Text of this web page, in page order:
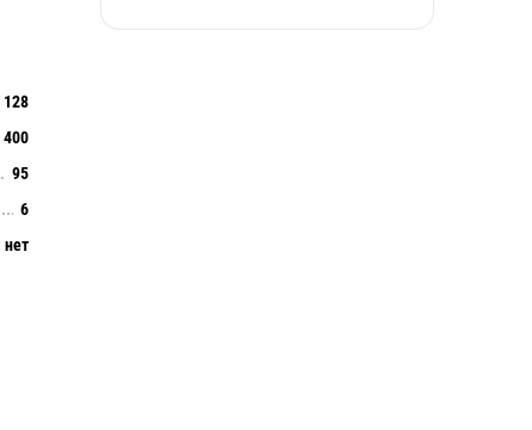
128
400
95
6
нет